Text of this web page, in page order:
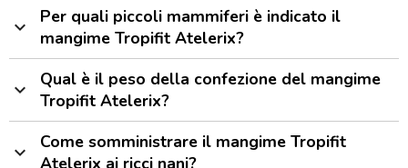
expand_more
Per quali piccoli mammiferi è indicato il
mangime Tropifit Atelerix?
expand_more
Qual è il peso della confezione del mangime
Tropifit Atelerix?
expand_more
Come somministrare il mangime Tropifit
Atelerix ai ricci nani?